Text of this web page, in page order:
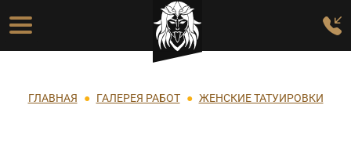
Перейти к основному содержанию
Основная навигация
Строка навигации
ГЛАВНАЯ ГАЛЕРЕЯ РАБОТ ЖЕНСКИЕ ТАТУИРОВКИ